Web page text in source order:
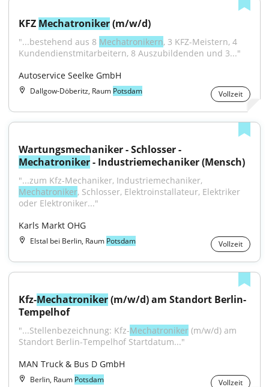
KFZ Mechatroniker (m/w/d)
"...bestehend aus 8 Mechatronikern, 3 KFZ-Meistern, 4
Kundendienstmitarbeitern, 8 Auszubildenden und 3..."
Autoservice Seelke GmbH
Dallgow-Döberitz, Raum Potsdam Vollzeit
Mechatroniker - Industriemechaniker (Mensch)
Mechatroniker, Schlosser, Elektroinstallateur, Elektriker
oder Elektroniker..."
Karls Markt OHG
Elstal bei Berlin, Raum Potsdam Vollzeit
Kfz-Mechatroniker (m/w/d) am Standort Berlin-
Tempelhof
"...Stellenbezeichnung: Kfz-Mechatroniker (m/w/d) am
Standort Berlin-Tempelhof Startdatum..."
MAN Truck & Bus D GmbH
Berlin, Raum Potsdam Vollzeit